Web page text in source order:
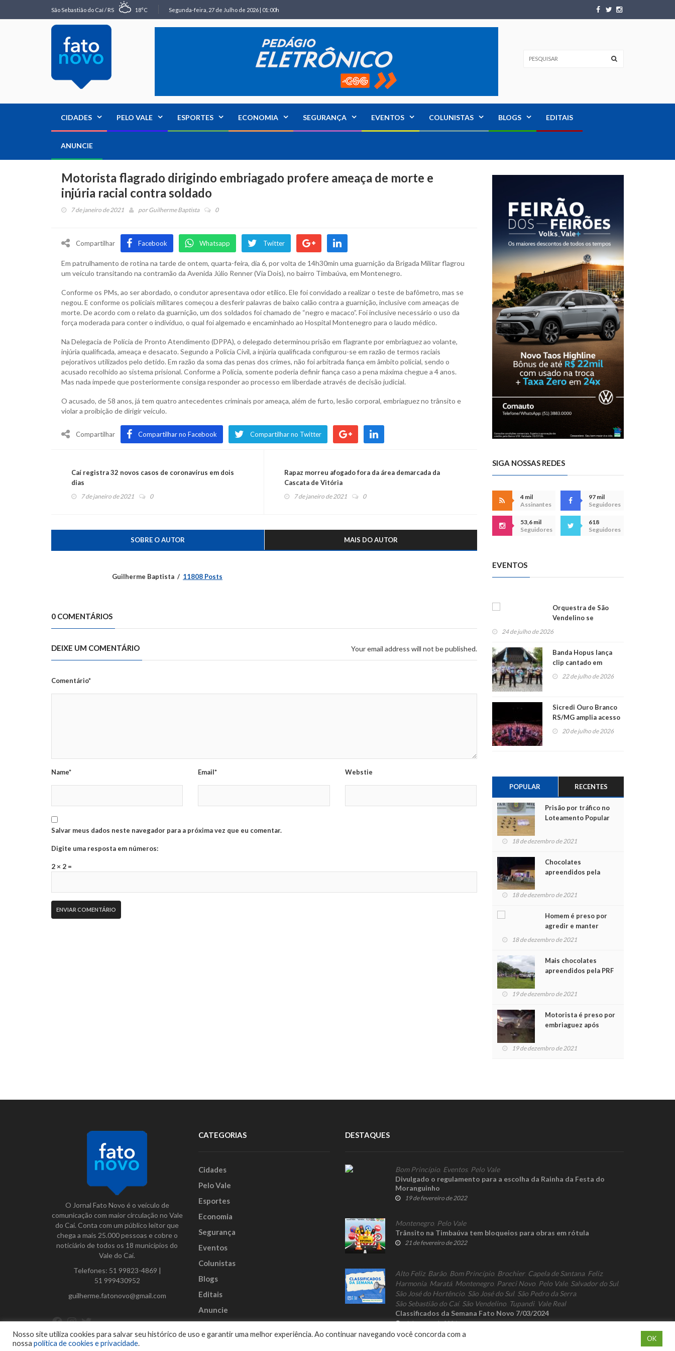
São Sebastião do Caí / RS 18°C Segunda-feira, 27 de Julho de 2026 | 01:00h
CIDADES PELO VALE ESPORTES ECONOMIA SEGURANÇA EVENTOS COLUNISTAS BLOGS EDITAIS
ANUNCIE
Motorista flagrado dirigindo embriagado profere ameaça de morte e
injúria racial contra soldado
7 de janeiro de 2021 porGuilherme Baptista 0
Compartilhar Facebook Whatsapp Twitter
Em patrulhamento de rotina na tarde de ontem, quarta-feira, dia 6, por volta de 14h30min uma guarnição da Brigada Militar flagrou
um veículo transitando na contramão da Avenida Júlio Renner (Via Dois), no bairro Timbaúva, em Montenegro.
Conforme os PMs, ao ser abordado, o condutor apresentava odor etílico. Ele foi convidado a realizar o teste de bafômetro, mas se
negou. E conforme os policiais militares começou a desferir palavras de baixo calão contra a guarnição, inclusive com ameaças de
morte. De acordo com o relato da guarnição, um dos soldados foi chamado de “negro e macaco”. Foi inclusive necessário o uso da
força moderada para conter o indivíduo, o qual foi algemado e encaminhado ao Hospital Montenegro para o laudo médico.
Na Delegacia de Polícia de Pronto Atendimento (DPPA), o delegado determinou prisão em flagrante por embriaguez ao volante,
injúria qualificada, ameaça e desacato. Segundo a Polícia Civil, a injúria qualificada configurou-se em razão de termos raciais
pejorativos utilizados pelo detido. Em razão da soma das penas dos crimes, não foi arbitrada fiança em âmbito policial, sendo o
acusado recolhido ao sistema prisional. Conforme a Polícia, somente poderia definir fiança caso a pena máxima chegue a 4 anos.
Mas nada impede que posteriormente consiga responder ao processo em liberdade através de decisão judicial.
O acusado, de 58 anos, já tem quatro antecedentes criminais por ameaça, além de furto, lesão corporal, embriaguez no trânsito e
violar a proibição de dirigir veículo.
Compartilhar Compartilhar no Facebook Compartilhar no Twitter
Caí registra 32 novos casos de coronavírus em dois
dias
7 de janeiro de 2021 0
Rapaz morreu afogado fora da área demarcada da
Cascata de Vitória
7 de janeiro de 2021 0
SOBRE O AUTOR MAIS DO AUTOR
Guilherme Baptista 11808 Posts
0 COMENTÁRIOS
DEIXE UM COMENTÁRIO Your email address will not be published.
Comentário*
Name* Email* Webstie
Salvar meus dados neste navegador para a próxima vez que eu comentar.
Digite uma resposta em números:
2 × 2 =
SIGA NOSSAS REDES
4 mil
Assinantes
97 mil
Seguidores
53,6 mil
Seguidores
618
Seguidores
EVENTOS
Orquestra de São
Vendelino se
apresenta na
24 de julho de 2026
Banda Hopus lança
clip cantado em
alemão e inglês
22 de julho de 2026
Sicredi Ouro Branco
RS/MG amplia acesso
ao show dos 45 anos
para mais associados
20 de julho de 2026
POPULAR RECENTES
Prisão por tráfico no
Loteamento Popular
18 de dezembro de 2021
Chocolates
apreendidos pela
para crianças na
18 de dezembro de 2021
Homem é preso por
agredir e manter
mulher em cárcere
18 de dezembro de 2021
Mais chocolates
apreendidos pela PRF
crianças no Natal
19 de dezembro de 2021
Motorista é preso por
embriaguez após
feridos
19 de dezembro de 2021
O Jornal Fato Novo é o veículo de
comunicação com maior circulação no Vale
do Caí. Conta com um público leitor que
chega a mais 25.000 pessoas e cobre o
noticiário de todos os 18 municípios do
Vale do Caí.
Telefones: 51 99823-4869 |
51 999430952
guilherme.fatonovo@gmail.com
Facebook
Instagram
Twitter
CATEGORIAS
Cidades
Pelo Vale
Esportes
Economia
Segurança
Eventos
Colunistas
Blogs
Editais
Anuncie
DESTAQUES
Bom Princípio Eventos, Pelo Vale
Divulgado o regulamento para a escolha da Rainha da Festa do
Moranguinho
19 de fevereiro de 2022
Montenegro Pelo Vale
Trânsito na Timbaúva tem bloqueios para obras em rótula
21 de fevereiro de 2022
Alto Feliz, Barão Bom Princípio Brochier, Capela de Santana, Feliz,
Harmonia, Maratá, Montenegro Pareci Novo Pelo Vale, Salvador do Sul,
São José do Hortêncio São José do Sul, São Pedro da Serra,
São Sebastião do Caí, São Vendelino Tupandi, Vale Real
Classificados da Semana Fato Novo 7/03/2024
6 de março de 2024
Nosso site utiliza cookies para salvar seu histórico de uso e garantir uma melhor experiência. Ao continuar navegando você concorda com a
nossa política de cookies e privacidade.
OK